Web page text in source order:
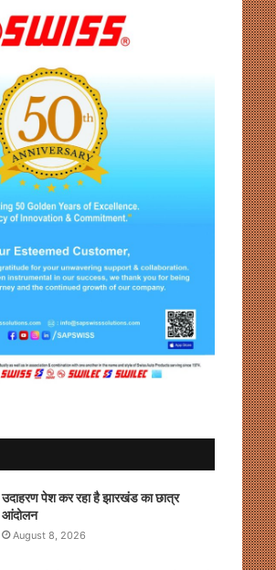
उदाहरण पेश कर रहा है झारखंड का छात्र
आंदोलन
August 8, 2026